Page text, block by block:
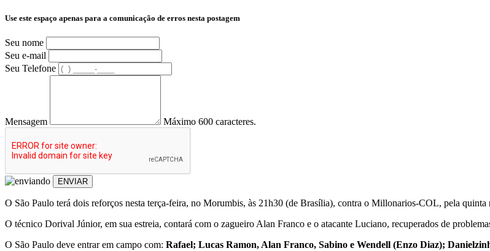
Use este espaço apenas para a comunicação de erros nesta postagem
Seu nome
Seu e-mail
Seu Telefone
Mensagem Máximo 600 caracteres.
ENVIAR
O São Paulo terá dois reforços nesta terça-feira, no Morumbis, às 21h30 (de Brasília), contra o Millonarios-COL, pela quinta
O técnico Dorival Júnior, em sua estreia, contará com o zagueiro Alan Franco e o atacante Luciano, recuperados de
O São Paulo deve entrar em campo com: Rafael; Lucas Ramon, Alan Franco, Sabino e Wendell (Enzo Diaz);